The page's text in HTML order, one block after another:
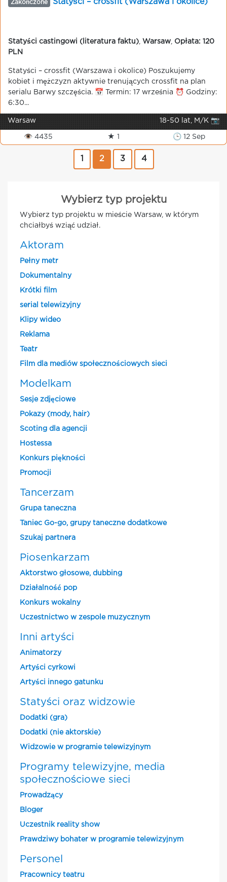
Zakończone Statyści – crossfit (Warszawa i okolice)
Statyści castingowi (literatura faktu) Warsaw
Opłata: 120
PLN
Statyści – crossfit (Warszawa i okolice) Poszukujemy
kobiet i mężczyzn aktywnie trenujących crossfit na plan
serialu Barwy szczęścia. 📅 Termin: 17 września ⏰ Godziny:
6:30...
Warsaw 18-50 lat, M/K 📷
👁 4435 ★ 1 🕒 12 Sep
2 3 4
Wybierz typ projektu
Wybierz typ projektu w mieście Warsaw, w którym
chciałbyś wziąć udział.
Aktoram
Pełny metr
Dokumentalny
Krótki film
serial telewizyjny
Klipy wideo
Reklama
Teatr
Film dla mediów społecznościowych sieci
Modelkam
Sesje zdjęciowe
Pokazy (mody, hair)
Scoting dla agencji
Hostessa
Konkurs piękności
Promocji
Tancerzam
Grupa taneczna
Taniec Go-go, grupy taneczne dodatkowe
Szukaj partnera
Piosenkarzam
Aktorstwo głosowe, dubbing
Działalność pop
Konkurs wokalny
Uczestnictwo w zespole muzycznym
Inni artyści
Animatorzy
Artyści cyrkowi
Artyści innego gatunku
Statyści oraz widzowie
Dodatki (gra)
Dodatki (nie aktorskie)
Widzowie w programie telewizyjnym
Programy telewizyjne, media
społecznościowe sieci
Prowadzący
Bloger
Uczestnik reality show
Prawdziwy bohater w programie telewizyjnym
Personel
Pracownicy teatru